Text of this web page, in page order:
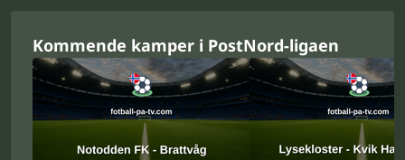
Kommende kamper i PostNord-ligaen